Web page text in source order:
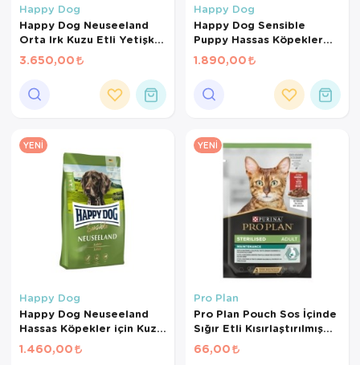
Happy Dog
Happy Dog Neuseeland
Orta Irk Kuzu Etli Yetişkin
Kuru Köpek Maması 12.5 +
2 Kg
3.650,00
Happy Dog
Happy Dog Sensible
Puppy Hassas Köpekler
İçin Kuzu Etli ve Pirinçli
Yavru Köpek Maması 4 Kg
1.890,00
YENI
Happy Dog
Happy Dog Neuseeland
Hassas Köpekler için Kuzu
Etli ve Pirinçli Yetişkin
Köpek Maması 4 Kg
1.460,00
YENI
Pro Plan
Pro Plan Pouch Sos İçinde
Sığır Etli Kısırlaştırılmış
Kedi Konservesi 85 Gr
66,00